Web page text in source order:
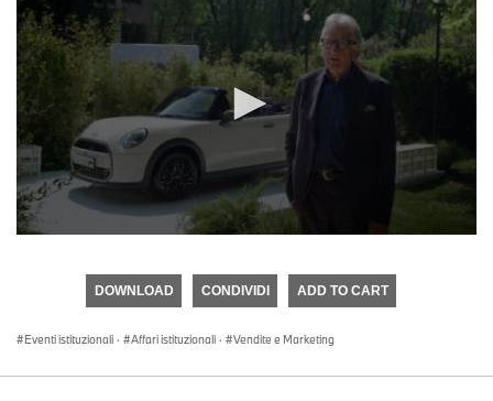
DOWNLOAD CONDIVIDI ADD TO CART
Eventi istituzionali · Affari istituzionali · Vendite e Marketing